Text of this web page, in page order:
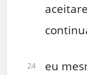
24
eu